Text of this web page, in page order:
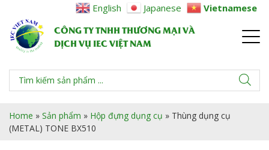
CÔNG TY TNHH THƯƠNG MẠI VÀ
DỊCH VỤ IEC VIỆT NAM
Home » Sản phẩm » Hộp đựng dụng cụ » Thùng dụng cụ
(METAL) TONE BX510
English Japanese Vietnamese